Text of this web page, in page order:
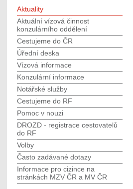
Aktuality
Aktuální vízová činnost
konzulárního oddělení
Cestujeme do ČR
Úřední deska
Vízová informace
Konzulární informace
Notářské služby
Cestujeme do RF
Pomoc v nouzi
DROZD - registrace cestovatelů
do RF
Volby
Často zadávané dotazy
Informace pro cizince na
stránkách MZV ČR а MV ČR